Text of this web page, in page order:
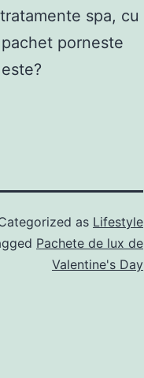
spa, cu
porneste
as Lifestyle
Pachete de lux de
Valentine's Day